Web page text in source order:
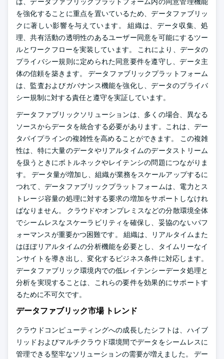
を強化することに重点を置いているため、データファブリッ
クに著しい影響を与えています。 組織は、データ収集、処
理、共有活動の透明性のあるユーザー同意を可能にするツー
ルとワークフローを実装しています。 これにより、データの
プライバシー規則に定められた同意要件を遵守し、データ主
体の信頼を築きます。 データファブリックプラットフォーム
は、監査およびガバナンス機能を強化し、データのプライバ
シー規制に対する責任と遵守を実証しています。
データファブリックソリューションは、多くの場合、異なる
ソースからデータを統合する必要があります。これは、デー
タパイプラインの複雑性を高めることができます。 この複雑
性は、特に大量のデータやリアルタイムのデータストリーム
を扱うときにボトルネックやレイテンシの問題につながりま
す。 データ量が増加し、組織が業務をスケールアップするに
つれて、データファブリックプラットフォームは、電力とス
トレージ容量の処理に対する要求の増加をサポートしなけれ
ばなりません。 クラウドやオンプレミスなどの分散環境全体
でシームレスなスケーラビリティを確保し、妥協のないパフ
ォーマンスが重要かつ困難です。 組織は、リアルタイムまた
はほぼリアルタイムの分析機能を必要とし、タイムリーなイ
ンサイトを導き出し、変化するビジネス条件に対応します。
データファブリック環境内での低レイテンシーデータ処理と
分析を実現することは、これらの要件を効果的にサポートす
るために不可欠です。
データファブリック市場 トレンド
クラウドコンピューティングへの成長したシフトは、ハイブ
リッドおよびマルチクラウド環境間でデータをシームレスに
管理できる堅牢なソリューションの需要が増えました。 デー